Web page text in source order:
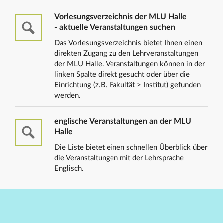
Vorlesungsverzeichnis der MLU Halle
- aktuelle Veranstaltungen suchen
Das Vorlesungsverzeichnis bietet Ihnen einen
direkten Zugang zu den Lehrveranstaltungen
der MLU Halle. Veranstaltungen können in der
linken Spalte direkt gesucht oder über die
Einrichtung (z.B. Fakultät > Institut) gefunden
werden.
englische Veranstaltungen an der MLU
Halle
Die Liste bietet einen schnellen Überblick über
die Veranstaltungen mit der Lehrsprache
Englisch.